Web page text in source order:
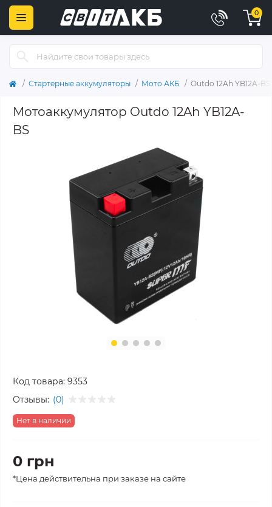
0
Стартерные аккумуляторы Мото АКБ Outdo 12Ah YB12A-BS
Мотоаккумулятор Outdo 12Ah YB12A-
BS
Код товара: 9353
Отзывы: (0)
Нет в наличии
0 грн
*Цена действительна при заказе на сайте